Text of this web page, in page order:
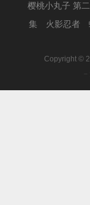
樱桃小丸子 第
集
火影忍者
Copyright ©